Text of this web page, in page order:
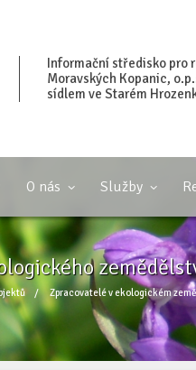
Informační středisko pro
Moravských Kopanic,
sídlem ve Starém
O nás Služby
/ Zpracovatelé v ekologickém